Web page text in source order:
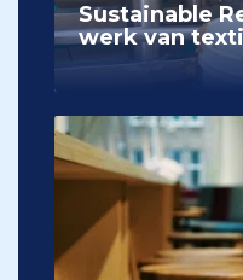
Sustainable
werk van